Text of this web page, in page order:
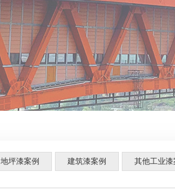
地坪漆案例 建筑漆案例 其他工业漆